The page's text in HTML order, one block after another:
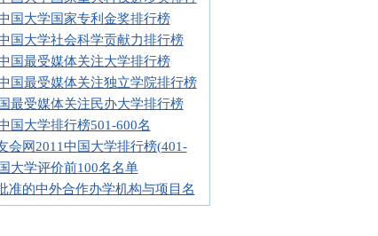
国大学国家专利金奖排行榜
国大学社会科学贡献力排行榜
国最受媒体关注大学排行榜
国最受媒体关注独立学院排行榜
最受媒体关注民办大学排行榜
国大学排行榜501-600名
会网2011中国大学排行榜(401-
大学评价前100名名单
准的中外合作办学机构与项目名